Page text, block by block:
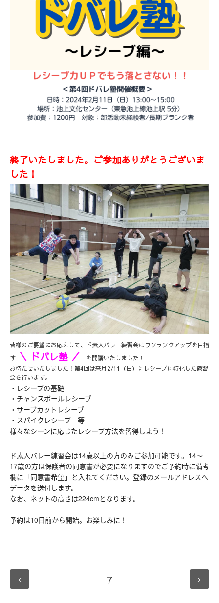
終了いたしました。ご参加ありがとうございま
した！
皆様のご要望にお応えして、ド素人バレー練習会はワンランクアップを目指
す ＼ ドバレ塾 ／ を開講いたしました！
お待たせいたしました！第4回は来月2/11（日）にレシーブに特化した練習
会を行います。
・レシーブの基礎
・チャンスボールレシーブ
・サーブカットレシーブ
・スパイクレシーブ 等
様々なシーンに応じたレシーブ方法を習得しよう！
ド素人バレー練習会は14歳以上の方のみご参加可能です。14～
17歳の方は保護者の同意書が必要になりますのでご予約時に備考
欄に「同意書希望」と入れてください。登録のメールアドレスへ
データを送付します。
なお、ネットの高さは224cmとなります。
予約は10日前から開始。お楽しみに！
7